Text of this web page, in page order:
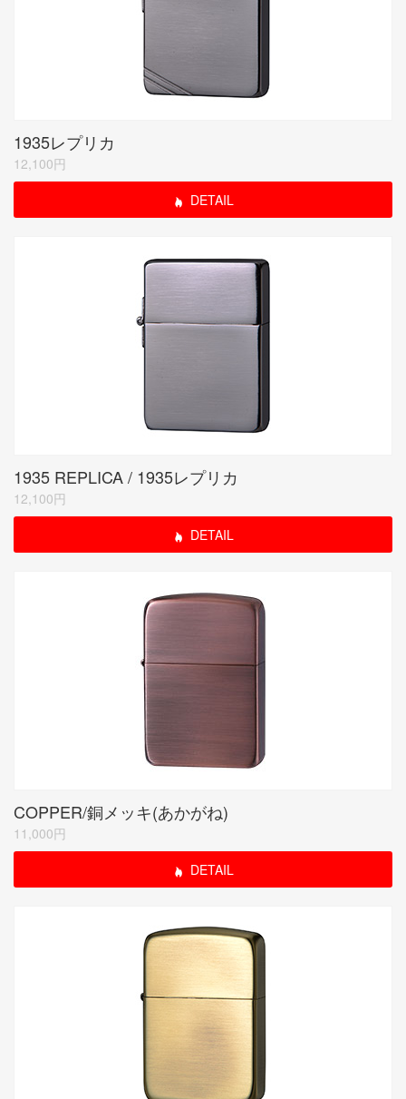
1935レプリカ
12,100円
DETAIL
1935 REPLICA / 1935レプリカ
12,100円
DETAIL
COPPER/銅メッキ(あかがね)
11,000円
DETAIL